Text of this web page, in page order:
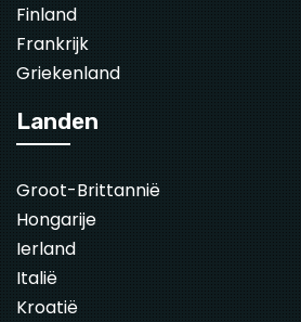
Finland
Frankrijk
Griekenland
Landen
Groot-Brittannië
Hongarije
Ierland
Italië
Kroatië